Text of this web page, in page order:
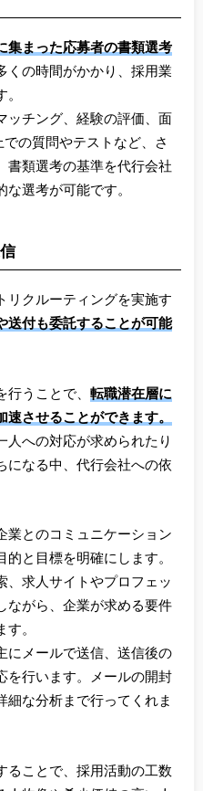
集まった応募者の書類選考
くの時間がかかり、採用業
ッチング、経験の評価、面
の質問やテストなど、さ
書類選考の基準を代行会社
選考が可能です。
リクルーティングを実施す
送付も委託することが可能
うことで、 転職潜在層に
させることができます。
人への対応が求められたり
になる中、代行会社への依
業とのコミュニケーション
と目標を明確にします。
、求人サイトやプロフェッ
ながら、企業が求める要件
。
にメールで送信、送信後の
を行います。メールの開封
細な分析まで行ってくれま
ることで、採用活動の工数